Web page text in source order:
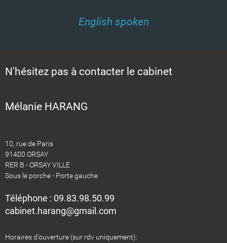
English spoken
N'hésitez pas à contacter le cabinet
Mélanie HARANG
10, rue de Paris
91400 ORSAY
RER B - ORSAY VILLE
Sous le porche - Porte gauche
Téléphone : 09.83.98.50.99
​​​​​​​cabinet.harang@gmail.com
Horaires d'ouverture (sur rdv uniquement):